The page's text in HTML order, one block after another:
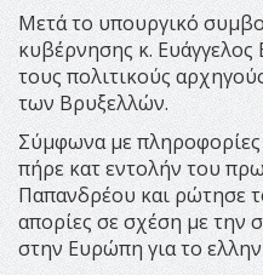
Μετά το υπουργικό
κυβέρνησης κ. Ευάγγελος
τους πολιτικούς
των Βρυξελλών.
Σύμφωνα με
πήρε κατ εντολήν του
Παπανδρέου και ρώτησε
απορίες σε σχέση με την
στην Ευρώπη για το